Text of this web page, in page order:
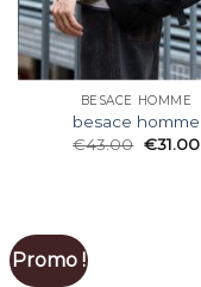
BESACE HOMME
besace homme
€43.00 €31.00
Promo !